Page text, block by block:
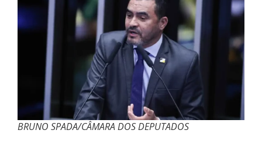
BRUNO SPADA/CÂMARA DOS DEPUTADOS